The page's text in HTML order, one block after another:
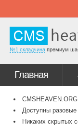
№1 складчина премиум
Главная
Доступны разовые
Никаких скрытых